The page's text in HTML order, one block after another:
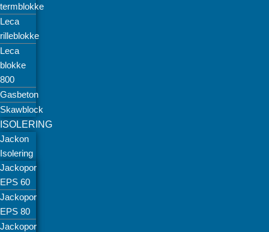
termblokke
Leca
rilleblokke
Leca
blokke
800
Gasbeton
Skawblock
ISOLERING
Jackon
Isolering
Jackopor
EPS 60
Jackopor
EPS 80
Jackopor